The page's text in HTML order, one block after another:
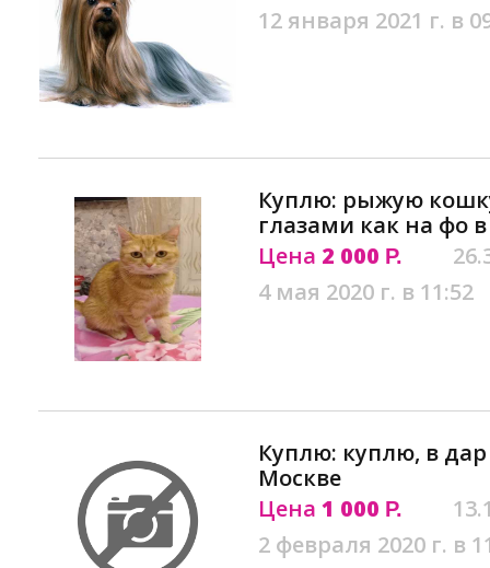
12 января 2021 г. в
Куплю: рыжую
глазами как на фо
Цена 2 000 Р.
4 мая 2020 г. в 11:52
Куплю: куплю, в дар
Москве
Цена 1 000 Р.
2 февраля 2020 г. в